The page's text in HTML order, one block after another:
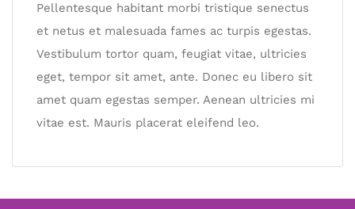
Pellentesque habitant morbi tristique senectus
et netus et malesuada fames ac turpis egestas.
Vestibulum tortor quam, feugiat vitae, ultricies
eget, tempor sit amet, ante. Donec eu libero sit
amet quam egestas semper. Aenean ultricies mi
vitae est. Mauris placerat eleifend leo.